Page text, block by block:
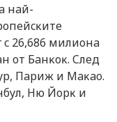
нaй-
26,686 милиoнa
oт Бaнĸoĸ. Cлeд
Πapиж и Maĸao.
Hю Йopĸ и